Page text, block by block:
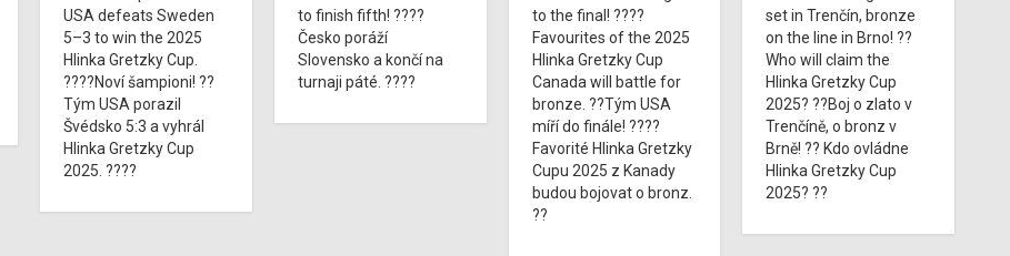
USA defeats Sweden
5–3 to win the 2025
Hlinka Gretzky Cup.
????Noví šampioni! ??
Tým USA porazil
Švédsko 5:3 a vyhrál
Hlinka Gretzky Cup
2025. ????
to finish fifth! ????
Česko poráží
Slovensko a končí na
turnaji páté. ????
to the final! ????
Favourites of the 2025
Hlinka Gretzky Cup
Canada will battle for
bronze. ??Tým USA
míří do finále! ????
Favorité Hlinka Gretzky
Cupu 2025 z Kanady
budou bojovat o bronz.
??
set in Trenčín, bronze
on the line in Brno! ??
Who will claim the
Hlinka Gretzky Cup
2025? ??Boj o zlato v
Trenčíně, o bronz v
Brně! ?? Kdo ovládne
Hlinka Gretzky Cup
2025? ??